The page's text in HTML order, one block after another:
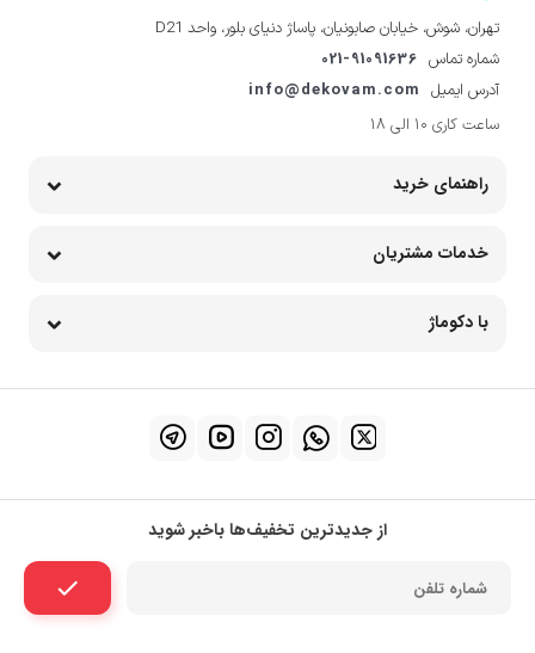
تهران، شوش، خیابان صابونیان، پاساژ دنیای بلور، واحد D21
شماره تماس 021-91091636
آدرس ایمیل info@dekovam.com
ساعت کاری 10 الی 18
راهنمای خرید
خدمات مشتریان
با دکوماژ
از جدیدترین تخفیف‌ها باخبر شوید